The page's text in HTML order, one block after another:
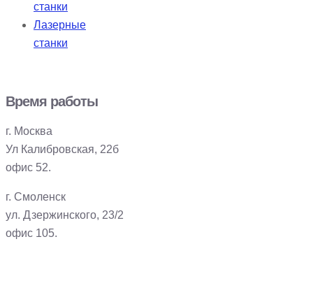
станки
Лазерные
станки
Время работы
г. Москва
Ул Калибровская, 22б
офис 52.
г. Смоленск
ул. Дзержинского, 23/2
офис 105.